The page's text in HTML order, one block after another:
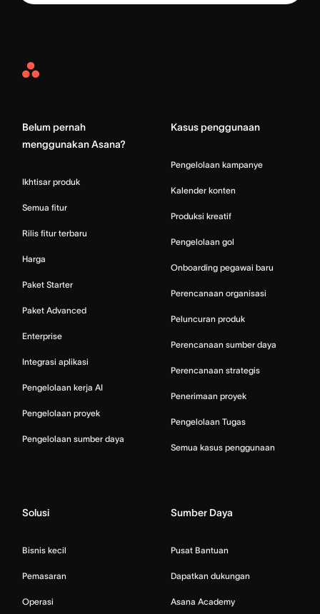
Asana
Belum pernah
menggunakan Asana?
Ikhtisar produk
Semua fitur
Rilis fitur terbaru
Harga
Paket Starter
Paket Advanced
Enterprise
Integrasi aplikasi
Pengelolaan kerja AI
Pengelolaan proyek
Pengelolaan sumber daya
Kasus penggunaan
Pengelolaan kampanye
Kalender konten
Produksi kreatif
Pengelolaan gol
Onboarding pegawai baru
Perencanaan organisasi
Peluncuran produk
Perencanaan sumber daya
Perencanaan strategis
Penerimaan proyek
Pengelolaan Tugas
Semua kasus penggunaan
Solusi
Bisnis kecil
Pemasaran
Operasi
Sumber Daya
Pusat Bantuan
Dapatkan dukungan
Asana Academy